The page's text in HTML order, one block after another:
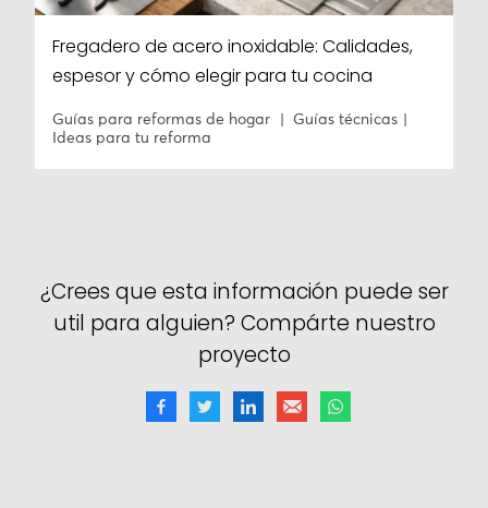
Fregadero de acero inoxidable: Calidades,
espesor y cómo elegir para tu cocina
Guías para reformas de hogar
Guías técnicas
Ideas para tu reforma
¿Crees que esta información puede ser
util para alguien? Compárte nuestro
proyecto